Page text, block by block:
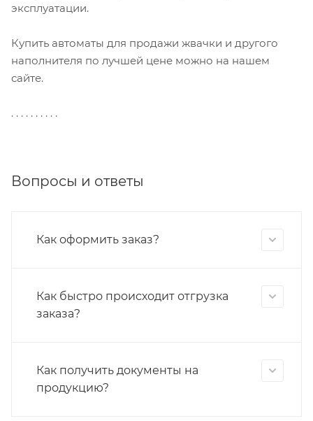
эксплуатации.
Купить автоматы для продажи жвачки и другого
наполнителя по лучшей цене можно на нашем
сайте.
. . . . . . . . . .
Вопросы и ответы
Как оформить заказ?
Как быстро происходит отгрузка
заказа?
Как получить документы на
продукцию?